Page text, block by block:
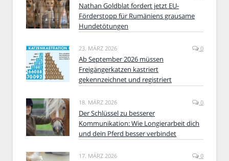
Nathan Goldblat fordert jetzt EU-
Förderstopp für Rumäniens grausame
Hundetötungen
23. MÄRZ 2026 0
Ab September 2026 müssen
Freigängerkatzen kastriert
gekennzeichnet und registriert
18. MÄRZ 2026 0
Der Schlüssel zu besserer
Kommunikation: Wie Longierarbeit dich
und dein Pferd besser verbindet
17. MÄRZ 2026 0